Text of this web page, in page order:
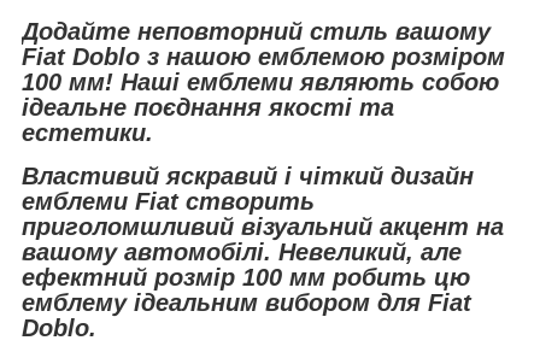
Додайте неповторний стиль вашому
Fiat Doblo з нашою емблемою розміром
100 мм! Наші емблеми являють собою
ідеальне поєднання якості та
естетики.
Властивий яскравий і чіткий дизайн
емблеми Fiat створить
приголомшливий візуальний акцент на
вашому автомобілі. Невеликий, але
ефектний розмір 100 мм робить цю
емблему ідеальним вибором для Fiat
Doblo.